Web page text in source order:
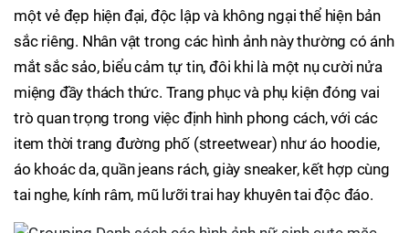
một vẻ đẹp hiện đại, độc lập và không ngại thể hiện bản
sắc riêng. Nhân vật trong các hình ảnh này thường có ánh
mắt sắc sảo, biểu cảm tự tin, đôi khi là một nụ cười nửa
miệng đầy thách thức. Trang phục và phụ kiện đóng vai
trò quan trọng trong việc định hình phong cách, với các
item thời trang đường phố (streetwear) như áo hoodie,
áo khoác da, quần jeans rách, giày sneaker, kết hợp cùng
tai nghe, kính râm, mũ lưỡi trai hay khuyên tai độc đáo.